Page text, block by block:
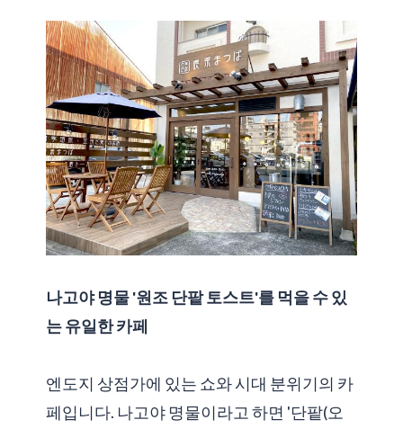
나고야 명물 '원조 단팥 토스트'를 먹을 수 있
는 유일한 카페
엔도지 상점가에 있는 쇼와 시대 분위기의 카
페입니다. 나고야 명물이라고 하면 '단팥(오